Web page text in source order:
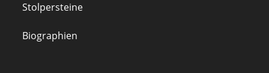
Stolpersteine
Biographien